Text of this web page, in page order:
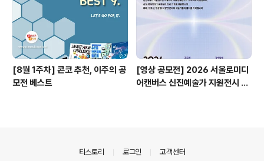
[8월 1주차] 콘코 추천, 이주의 공
모전 베스트
[영상 공모전] 2026 서울로미디
어캔버스 신진예술가 지원전시 공
티스토리 로그인 고객센터